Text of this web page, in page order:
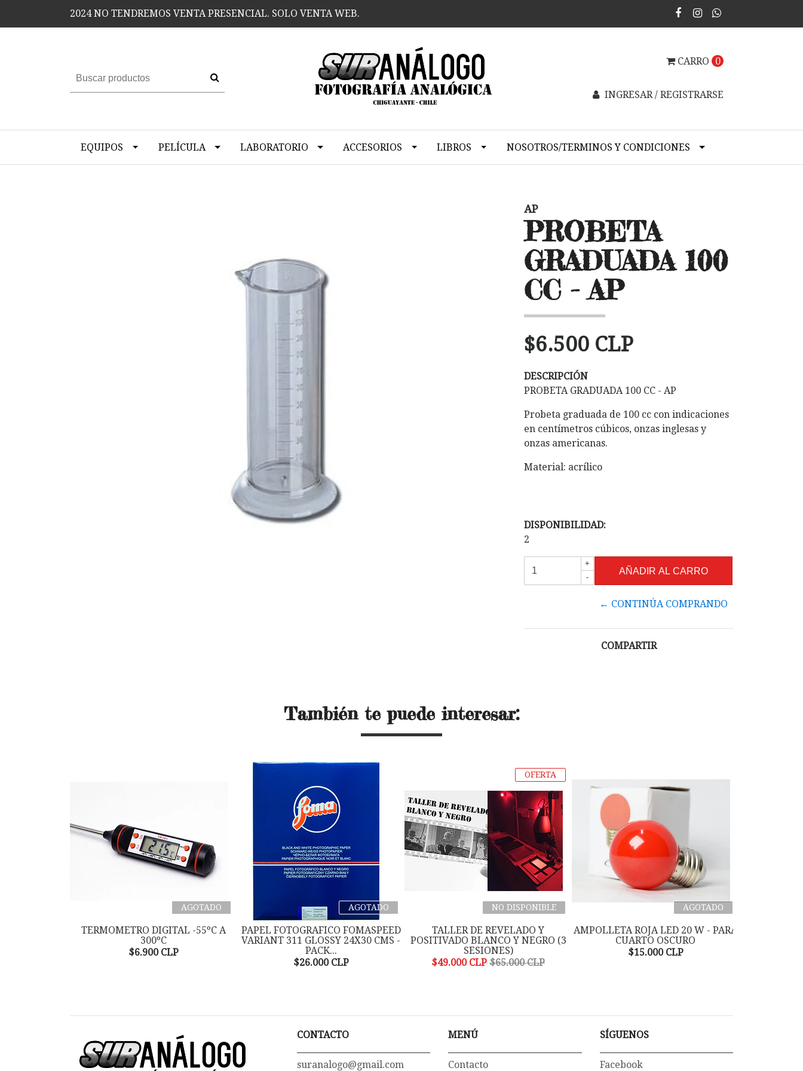
2024 NO TENDREMOS VENTA PRESENCIAL. SOLO VENTA WEB.
CARRO 0
INGRESAR / REGISTRARSE
EQUIPOS PELÍCULA LABORATORIO ACCESORIOS LIBROS NOSOTROS/TERMINOS Y CONDICIONES
AP
PROBETA
GRADUADA 100
CC - AP
$6.500 CLP
DESCRIPCIÓN
PROBETA GRADUADA 100 CC - AP
Probeta graduada de 100 cc con indicaciones
en centímetros cúbicos, onzas inglesas y
onzas americanas.
Material: acrílico
DISPONIBILIDAD:
2
+
-
← CONTINÚA COMPRANDO
COMPARTIR
También te puede interesar:
AGOTADO
TERMOMETRO DIGITAL -55ºC A
300ºC
$6.900 CLP
AGOTADO
PAPEL FOTOGRAFICO FOMASPEED
VARIANT 311 GLOSSY 24X30 CMS -
PACK...
$26.000 CLP
OFERTA
NO DISPONIBLE
TALLER DE REVELADO Y
POSITIVADO BLANCO Y NEGRO (3
SESIONES)
$49.000 CLP $65.000 CLP
AGOTADO
AMPOLLETA ROJA LED 20 W - PARA
CUARTO OSCURO
$15.000 CLP
CONTACTO
suranalogo@gmail.com
MENÚ
Contacto
SÍGUENOS
Facebook